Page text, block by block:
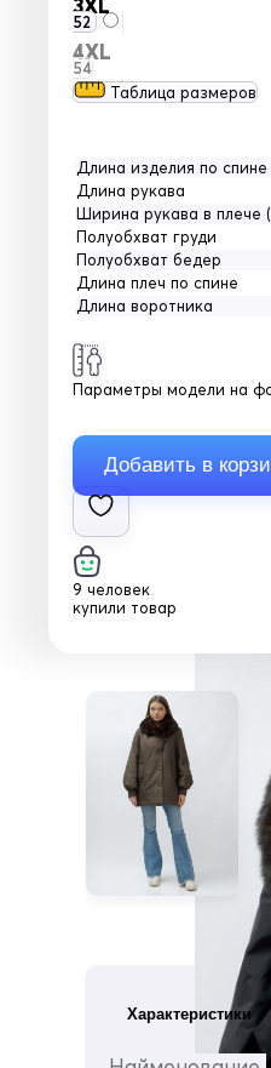
3XL
52
4XL
54
Таблица размеров
Длина изделия по спине
Длина рукава
Ширина рукава в плече
Полуобхват груди
Полуобхват бедер
Длина плеч по спине
Длина воротника
Параметры модели на
9 человек
купили товар
Характеристики